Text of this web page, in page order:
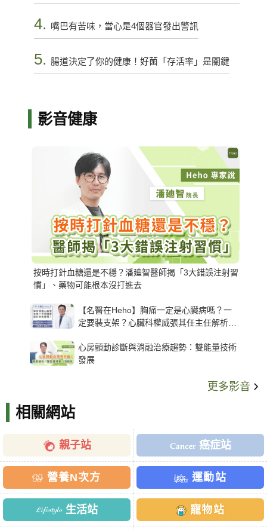
4. 嘴巴有苦味，當心是4個器官發出警訊
5. 腸道決定了你的健康！好菌「存活率」是關鍵
影音健康
按時打針血糖還是不穩？潘廸智醫師揭「3大錯誤注射習
慣」、藥物可能根本沒打進去
【名醫在Heho】胸痛一定是心臟病嗎？一
定要裝支架？心臟科權威張其任主任解析支
心房顫動診斷與消融治療趨勢：雙能量技術
發展
更多影音
相關網站
親子站 癌症站
營養N次方 運動站
生活站 寵物站